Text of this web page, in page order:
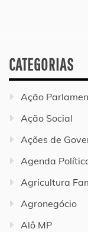
CATEGORIAS
Ação
Ação Social
Ações de
Agenda
Agricultura
Agronegócio
Alô MP